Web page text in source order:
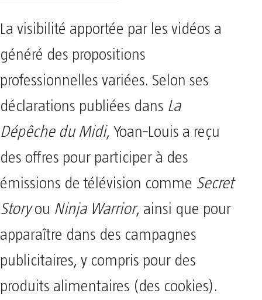
La visibilité apportée par les vidéos a
généré des propositions
professionnelles variées. Selon ses
déclarations publiées dans La
Dépêche du Midi, Yoan‑Louis a reçu
des offres pour participer à des
émissions de télévision comme Secret
Storyou Ninja Warrior, ainsi que pour
apparaître dans des campagnes
publicitaires, y compris pour des
produits alimentaires (des cookies).